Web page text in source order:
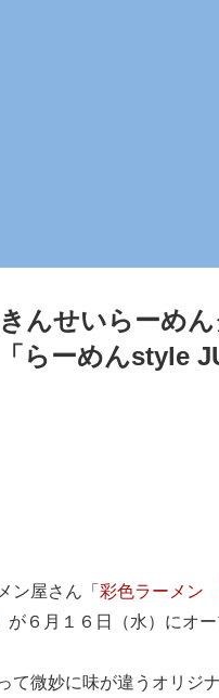
んせいらーめん
ーめんstyle
ン屋さん「 彩色ラーメン
が６月１６日（水）にオ
て微妙に味が違うオリジ